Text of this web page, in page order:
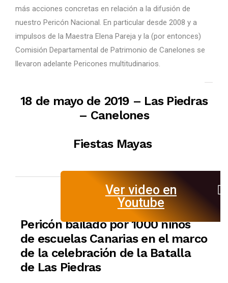
más acciones concretas en relación a la difusión de
nuestro Pericón Nacional. En particular desde 2008 y a
impulsos de la Maestra Elena Pareja y la (por entonces)
Comisión Departamental de Patrimonio de Canelones se
llevaron adelante Pericones multitudinarios.
18 de mayo de 2019 – Las Piedras
– Canelones
Fiestas Mayas
Ver video en
Youtube
Pericón bailado por 1000 niños
de escuelas Canarias en el marco
de la celebración de la Batalla
de Las Piedras